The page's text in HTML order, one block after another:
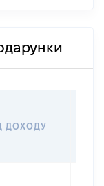
ДОХОДУ